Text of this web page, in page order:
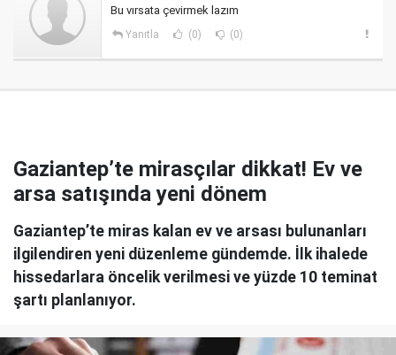
Bu vırsata çevirmek lazım
Yanıtla (0) (0)
Gaziantep’te mirasçılar dikkat! Ev ve
arsa satışında yeni dönem
Gaziantep’te miras kalan ev ve arsası bulunanları
ilgilendiren yeni düzenleme gündemde. İlk ihalede
hissedarlara öncelik verilmesi ve yüzde 10 teminat
şartı planlanıyor.